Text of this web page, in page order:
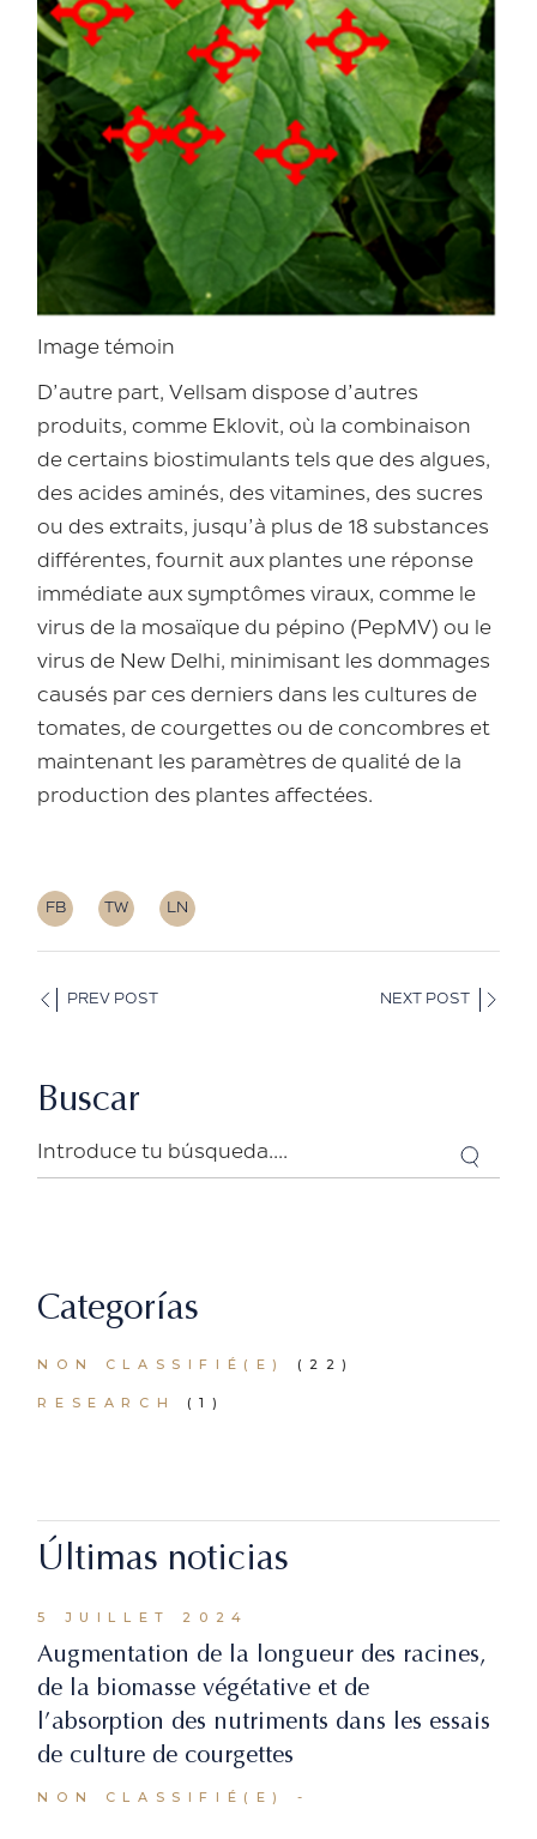
Image témoin
D’autre part, Vellsam dispose d’autres
produits, comme Eklovit, où la combinaison
de certains biostimulants tels que des algues,
des acides aminés, des vitamines, des sucres
ou des extraits, jusqu’à plus de 18 substances
différentes, fournit aux plantes une réponse
immédiate aux symptômes viraux, comme le
virus de la mosaïque du pépino (PepMV) ou le
virus de New Delhi, minimisant les dommages
causés par ces derniers dans les cultures de
tomates, de courgettes ou de concombres et
maintenant les paramètres de qualité de la
production des plantes affectées.
FB TW LN
PREV POST NEXT POST
Buscar
Search
Categorías
NON CLASSIFIÉ(E) (22)
RESEARCH (1)
Últimas noticias
5 JUILLET 2024
Augmentation de la longueur des racines,
de la biomasse végétative et de
l’absorption des nutriments dans les essais
de culture de courgettes
NON CLASSIFIÉ(E)